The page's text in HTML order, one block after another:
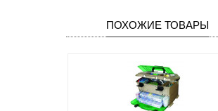
ПОХОЖИЕ ТОВАРЫ